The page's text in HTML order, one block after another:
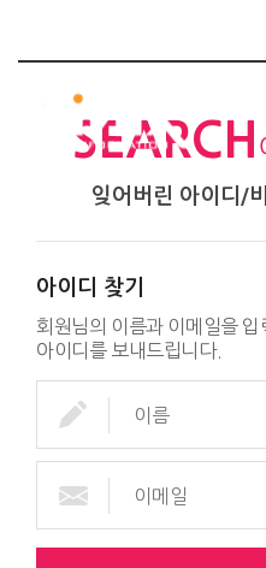
SEARCH
잊어버린 아이디/
아이디 찾기
회원님의 이름과 이메일을
아이디를 보내드립니다.